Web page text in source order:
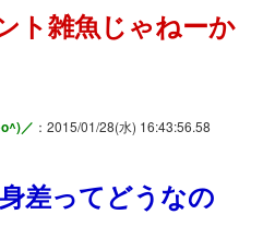
ト雑魚じゃねーか
／ ：2015/01/28(水) 16:43:56.58
差ってどうなの